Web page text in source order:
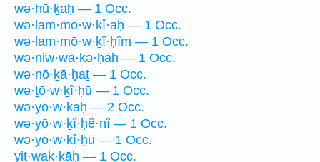
wə·hū·ḵaḥ — 1 Occ.
wə·lam·mō·w·ḵî·aḥ — 1 Occ.
wə·lam·mō·w·ḵî·ḥîm — 1 Occ.
wə·niw·wā·ḵə·ḥāh — 1 Occ.
wə·nō·ḵā·ḥaṯ — 1 Occ.
wə·ṯō·w·ḵî·ḥū — 1 Occ.
wə·yō·w·ḵaḥ — 2 Occ.
wə·yō·w·ḵî·ḥê·nî — 1 Occ.
wə·yō·w·ḵî·ḥū — 1 Occ.
yiṯ·wak·kāḥ — 1 Occ.